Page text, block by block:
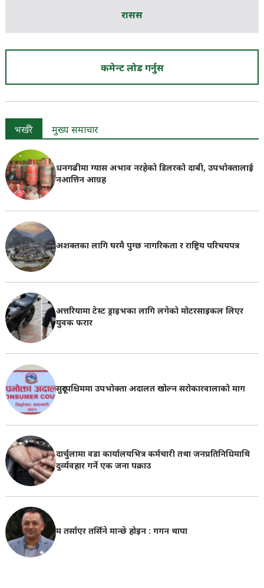
रासस
कमेन्ट लोड गर्नुस
भर्खरै मुख्य समाचार
धनगढीमा ग्यास अभाव नरहेको डिलरको दाबी, उपभोक्तालाई
नआत्तिन आग्रह
अशक्तका लागि घरमै पुग्छ नागरिकता र राष्ट्रिय परिचयपत्र
अत्तरियामा टेस्ट ड्राइभका लागि लगेको मोटरसाइकल लिएर
युवक फरार
सुदूरपश्चिममा उपभोक्ता अदालत खोल्न सरोकारवालाको माग
दार्चुलामा वडा कार्यालयभित्र कर्मचारी तथा जनप्रतिनिधिमाथि
दुर्व्यवहार गर्ने एक जना पक्राउ
म तर्साएर तर्सिने मान्छे होइन : गगन थापा